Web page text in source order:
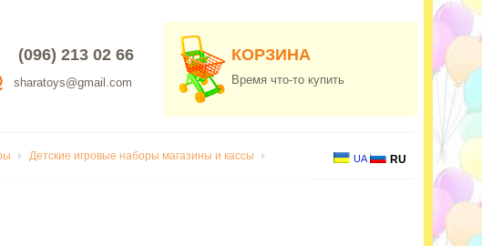
(096) 213 02 66
sharatoys@gmail.com
КОРЗИНА
Время что-то купить
Детские игровые наборы магазины и кассы
UA RU